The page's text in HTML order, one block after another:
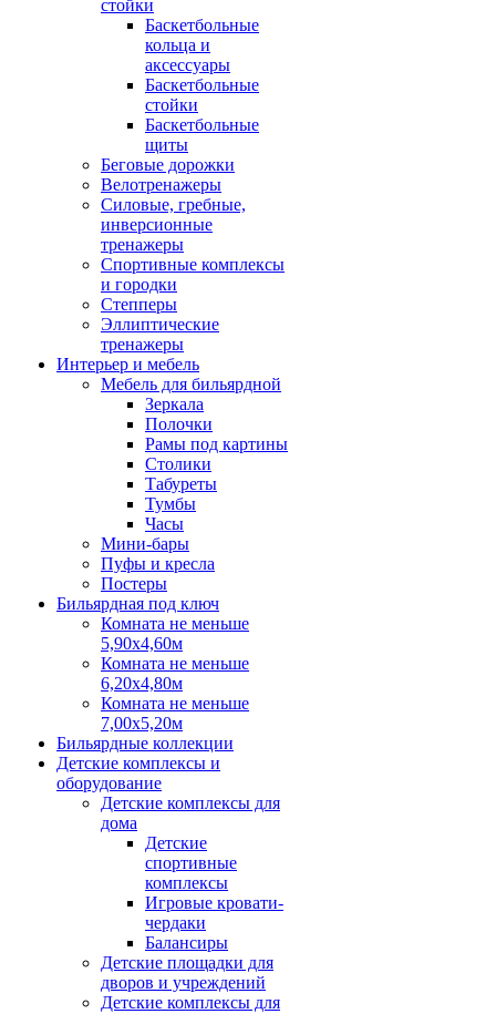
стойки
Баскетбольные
кольца и
аксессуары
Баскетбольные
стойки
Баскетбольные
щиты
Беговые дорожки
Велотренажеры
Силовые, гребные,
инверсионные
тренажеры
Спортивные комплексы
и городки
Степперы
Эллиптические
тренажеры
Интерьер и мебель
Мебель для бильярдной
Зеркала
Полочки
Рамы под картины
Столики
Табуреты
Тумбы
Часы
Мини-бары
Пуфы и кресла
Постеры
Бильярдная под ключ
Комната не меньше
5,90х4,60м
Комната не меньше
6,20х4,80м
Комната не меньше
7,00х5,20м
Бильярдные коллекции
Детские комплексы и
оборудование
Детские комплексы для
дома
Детские
спортивные
комплексы
Игровые кровати-
чердаки
Балансиры
Детские площадки для
дворов и учреждений
Детские комплексы для